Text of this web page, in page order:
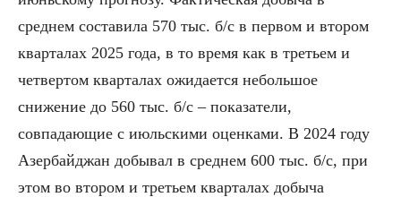
среднем составила 570 тыс. б/с в первом и втором
кварталах 2025 года, в то время как в третьем и
четвертом кварталах ожидается небольшое
снижение до 560 тыс. б/с – показатели,
совпадающие с июльскими оценками. В 2024 году
Азербайджан добывал в среднем 600 тыс. б/с, при
этом во втором и третьем кварталах добыча